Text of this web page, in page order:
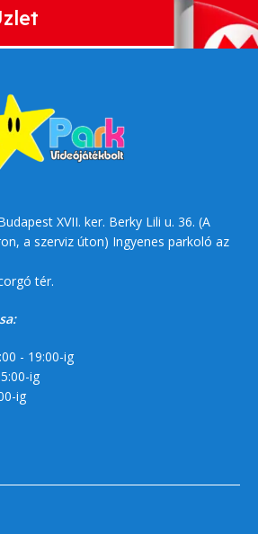
XVII. ker. Berky Lili u. 36. (A
a szerviz úton) Ingyenes parkoló az
tér.
- 19:00-ig
ig
ig